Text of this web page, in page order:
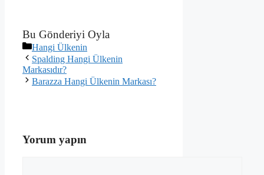
Bu Gönderiyi Oyla
Kategoriler
Hangi Ülkenin
Spalding Hangi Ülkenin
Markasıdır?
Barazza Hangi Ülkenin Markası?
Yorum yapın